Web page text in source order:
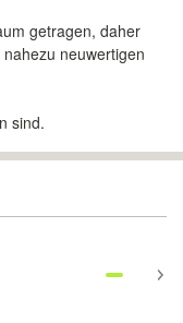
getragen, daher
neuwertigen
sind.